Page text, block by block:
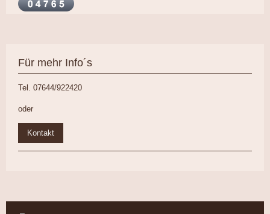
Für mehr Info´s
Tel. 07644/922420
oder
Kontakt